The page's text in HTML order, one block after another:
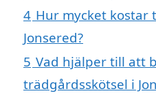
4 Hur mycket kostar
Jonsered?
5 Vad hjälper till att
trädgårdsskötsel i